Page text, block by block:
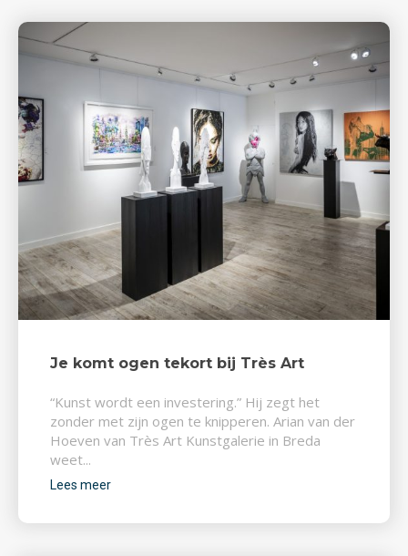
Je komt ogen tekort bij Très Art
“Kunst wordt een investering.” Hij zegt het
zonder met zijn ogen te knipperen. Arian van der
Hoeven van Très Art Kunstgalerie in Breda
weet...
Lees meer